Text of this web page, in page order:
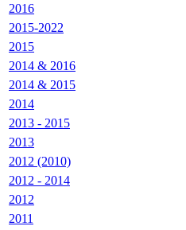
2016
2015-2022
2015
2014 & 2016
2014 & 2015
2014
2013 - 2015
2013
2012 (2010)
2012 - 2014
2012
2011